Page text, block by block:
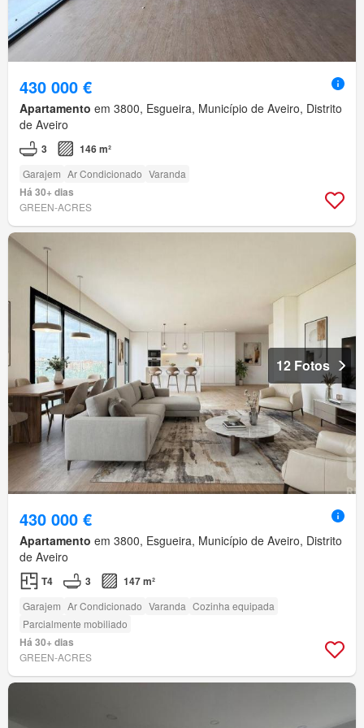
430 000 €
Apartamento em 3800, Esgueira, Município de Aveiro, Distrito
de Aveiro
3 146 m²
Garajem Ar Condicionado Varanda
Há 30+ dias
GREEN-ACRES
12 Fotos
430 000 €
Apartamento em 3800, Esgueira, Município de Aveiro, Distrito
de Aveiro
T4 3 147 m²
Garajem Ar Condicionado Varanda Cozinha equipada
Parcialmente mobiliado
Há 30+ dias
GREEN-ACRES